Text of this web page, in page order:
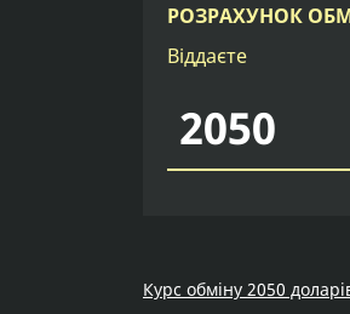
РОЗРАХУНОК
Віддаєте
Курс обміну 2050